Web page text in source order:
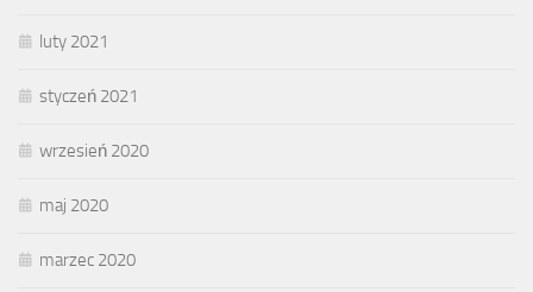
luty 2021
styczeń 2021
wrzesień 2020
maj 2020
marzec 2020